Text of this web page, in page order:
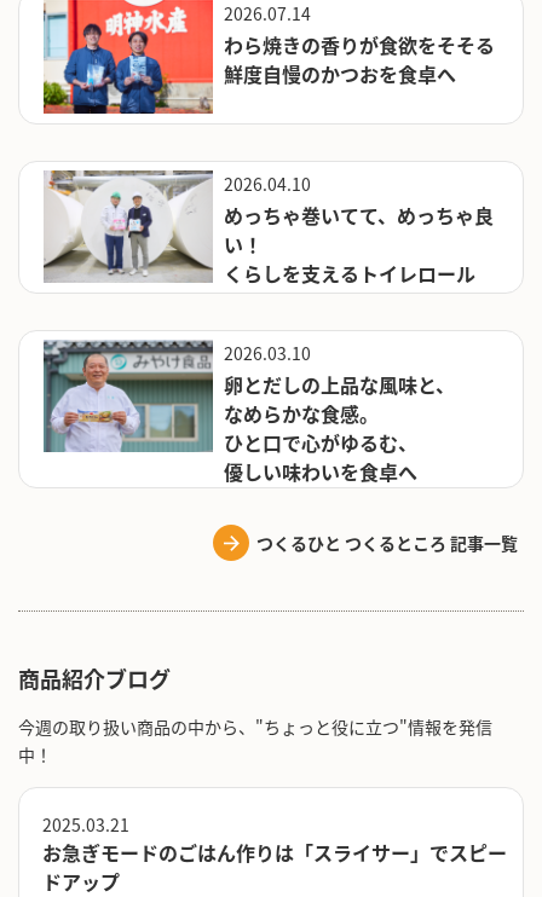
2026.07.14
わら焼きの香りが食欲をそそる
鮮度自慢のかつおを食卓へ
2026.04.10
めっちゃ巻いてて、めっちゃ良
い！
くらしを支えるトイレロール
2026.03.10
卵とだしの上品な風味と、
なめらかな食感。
ひと口で心がゆるむ、
優しい味わいを食卓へ
つくるひと つくるところ 記事一覧
商品紹介ブログ
今週の取り扱い商品の中から、"ちょっと役に立つ"情報を発信
中！
2025.03.21
お急ぎモードのごはん作りは「スライサー」でスピー
ドアップ